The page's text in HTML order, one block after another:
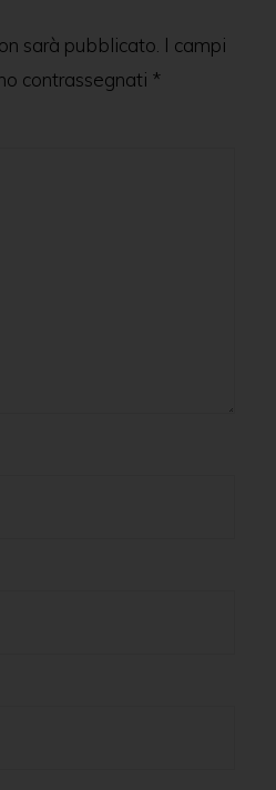
sarà pubblicato. I campi
contrassegnati *